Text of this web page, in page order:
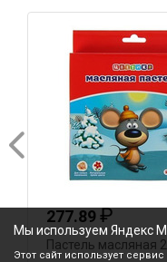
277.89₽
Пастель масляная
Мы используем Яндекс
Этот сайт использует